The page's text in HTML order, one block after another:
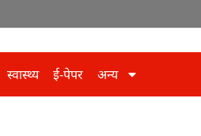
स्वास्थ्य ई-पेपर अन्य